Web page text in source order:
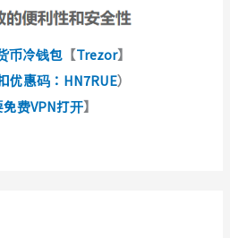
币冷钱包 【Trezor】
优惠码：HN7RUE）
费VPN打开】